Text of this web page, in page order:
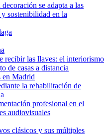
se adapta a las
sostenibilidad en la
recibir las llaves: el interiorismo
de casas a distancia
en Madrid
la rehabilitación de
profesional en el
audiovisuales
clásicos y sus múltiples